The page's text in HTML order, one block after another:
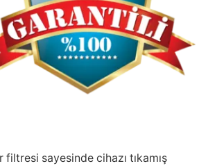
sayesinde cihazı tıkamış